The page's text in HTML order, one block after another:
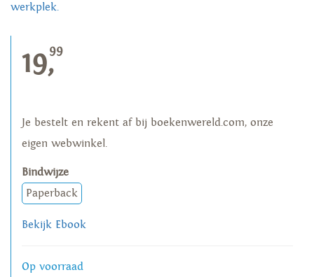
werkplek.
19,99
Je bestelt en rekent af bij boekenwereld.com, onze
eigen webwinkel.
Bindwijze
Paperback
Bekijk Ebook
Op voorraad